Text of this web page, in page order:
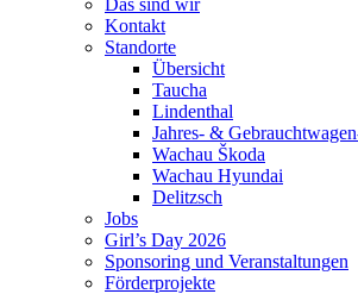
Das sind wir
Kontakt
Standorte
Übersicht
Taucha
Lindenthal
Jahres- &
Wachau Škoda
Wachau Hyundai
Delitzsch
Jobs
Girl’s Day 2026
Sponsoring und Veranstaltungen
Förderprojekte